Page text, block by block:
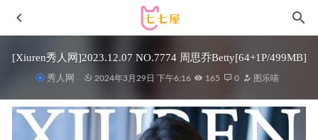
[Xiuren秀人网]2023.12.07 NO.7774 周思乔Betty[64+1P/499MB]
秀人网 2024年3月29日 下午6:16 165 0 图乐喵